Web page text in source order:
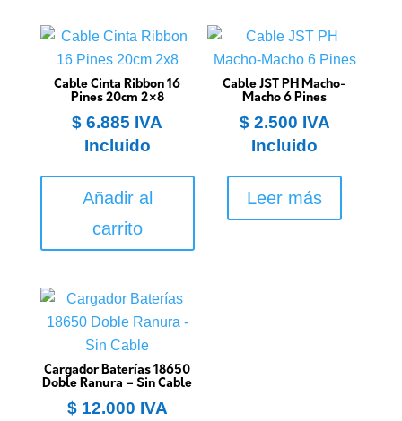
Cable Cinta Ribbon 16
Pines 20cm 2×8
$ 6.885 IVA
Incluido
Añadir al
carrito
Cable JST PH Macho-
Macho 6 Pines
$2.500 IVA
Incluido
Leer más
Cargador Baterías 18650
Doble Ranura – Sin Cable
$12.000 IVA